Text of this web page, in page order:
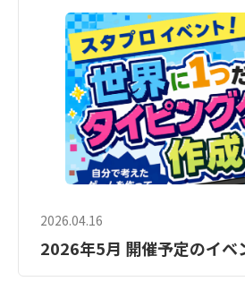
2026.04.16
2026年5月 開催予定のイベ